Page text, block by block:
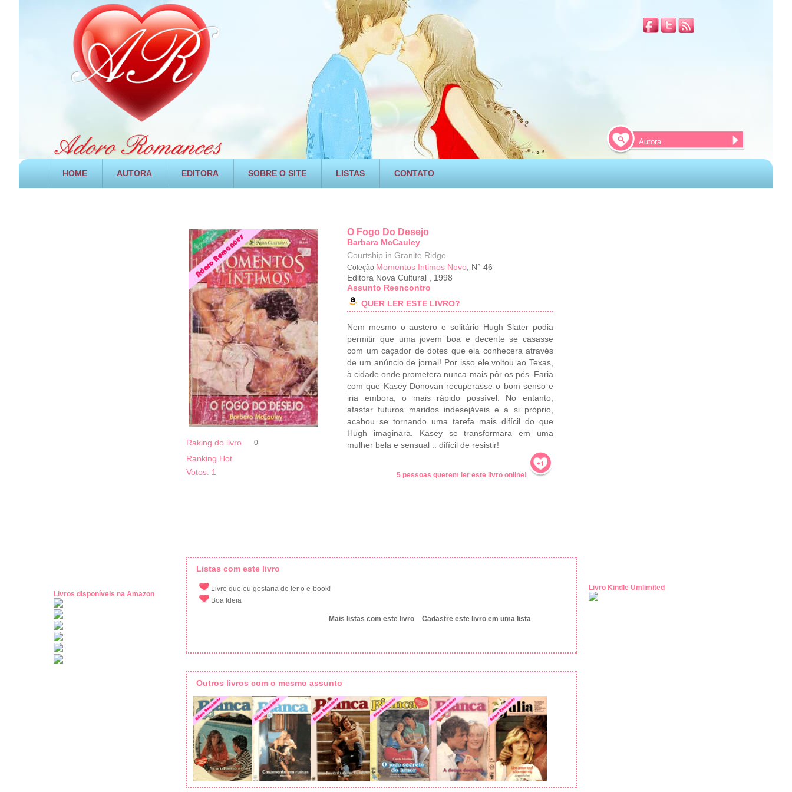
HOME AUTORA EDITORA SOBRE O SITE LISTAS CONTATO
Livros disponíveis na Amazon
Raking do livro 0
Ranking Hot
Votos: 1
O Fogo Do Desejo
Barbara McCauley
Courtship in Granite Ridge
Coleção Momentos Intimos Novo , N° 46
Editora Nova Cultural
1998
Assunto Reencontro
QUER LER ESTE LIVRO?
Nem mesmo o austero e solitário Hugh Slater podia
permitir que uma jovem boa e decente se casasse
com um caçador de dotes que ela conhecera através
de um anúncio de jornal! Por isso ele voltou ao Texas,
à cidade onde prometera nunca mais pôr os pés. Faria
com que Kasey Donovan recuperasse o bom senso e
iria embora, o mais rápido possível. No entanto,
afastar futuros maridos indesejáveis e a si próprio,
acabou se tornando uma tarefa mais difícil do que
Hugh imaginara. Kasey se transformara em uma
mulher bela e sensual .. difícil de resistir!
5 pessoas querem ler este livro online!
Livro Kindle Umlimited
Listas com este livro
Livro que eu gostaria de ler o e-book!
Boa Ideia
Mais listas com este livro Cadastre este livro em uma lista
Outros livros com o mesmo assunto